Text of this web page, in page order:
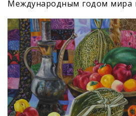
Международным годом мира